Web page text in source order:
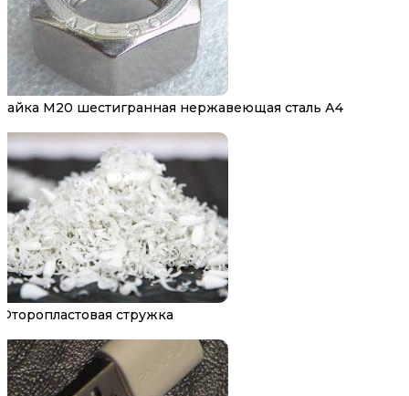
Гайка М20 шестигранная нержавеющая сталь А4
Фторопластовая стружка